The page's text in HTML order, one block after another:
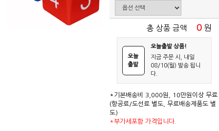
총 상품 금액 0 원
오늘
출발
오늘출발 상품!
지금 주문 시, 내일
08/10(월) 발송 됩니
다.
*기본배송비 3,000원, 10만원이상 무료
(항공료/도선료 별도, 무료배송제품도 별
도)
*부가세포함 가격입니다.